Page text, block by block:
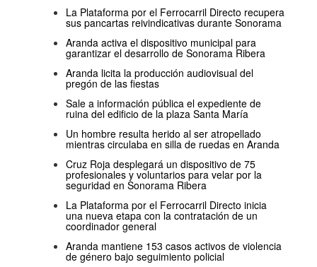
La Plataforma por el Ferrocarril Directo recupera
sus pancartas reivindicativas durante Sonorama
Aranda activa el dispositivo municipal para
garantizar el desarrollo de Sonorama Ribera
Aranda licita la producción audiovisual del
pregón de las fiestas
Sale a información pública el expediente de
ruina del edificio de la plaza Santa María
Un hombre resulta herido al ser atropellado
mientras circulaba en silla de ruedas en Aranda
Cruz Roja desplegará un dispositivo de 75
profesionales y voluntarios para velar por la
seguridad en Sonorama Ribera
La Plataforma por el Ferrocarril Directo inicia
una nueva etapa con la contratación de un
coordinador general
Aranda mantiene 153 casos activos de violencia
de género bajo seguimiento policial